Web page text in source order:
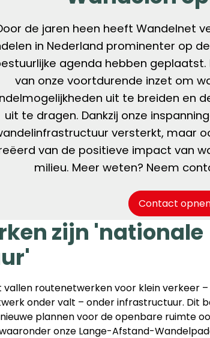
de jaren heen heeft Wandelnet
in Nederland prominenter op
agenda hebben
van onze voortdurende inzet om
uit te breiden en
uit te dragen. Dankzij onze
versterkt, maar
van de positieve impact van
milieu. Meer weten? Neem
Contact
zijn 'nationale
vallen routenetwerken voor klein verkeer
onder valt – onder infrastructuur. Dit
plannen voor de openbare ruimte
onze Lange-Afstand-